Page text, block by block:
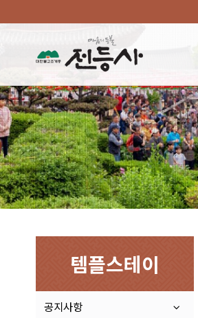
템플스테이
공지사항